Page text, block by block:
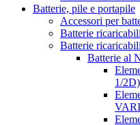
Batterie, pile e portapile
Accessori per
Batterie
Batterie
Batterie al
1/2D)